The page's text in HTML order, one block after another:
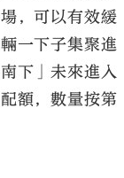
，可以有效緩
一下子集聚進
下」未來進入
額，數量按第